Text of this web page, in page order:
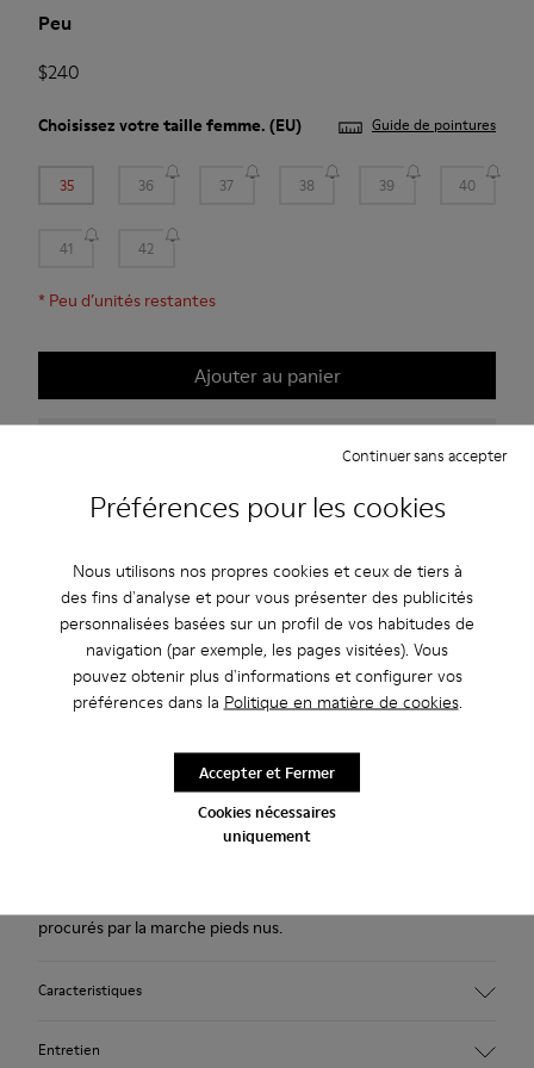
Préférences pour les cookies
Nous utilisons nos propres cookies et ceux de tiers à
des fins d'analyse et pour vous présenter des publicités
personnalisées basées sur un profil de vos habitudes de
navigation (par exemple, les pages visitées). Vous
pouvez obtenir plus d'informations et configurer vos
préférences dans la Politique en matière de cookies.
Cookies nécessaires
uniquement
Continuer sans accepter
Accepter et Fermer
Peu
$240
Choisissez votre taille femme. (EU) Guide de pointures
35 36 37 38 39 40
41 42
* Peu d’unités restantes
Ajouter au panier
Consulter les disponibilités de la boutique la plus proche de chez
Profitez de la livraison standard et en boutique gratuite pour
Nous n’acceptons pas de retour pour les produits de cette
promotion.
Période de garantie de 2 ans.
Chaussures grises pour femme. Tige en nubuck avec lacets
élastiques et semelle extérieure en TPU.
procurés par la marche pieds nus.
Caracteristiques
Entretien